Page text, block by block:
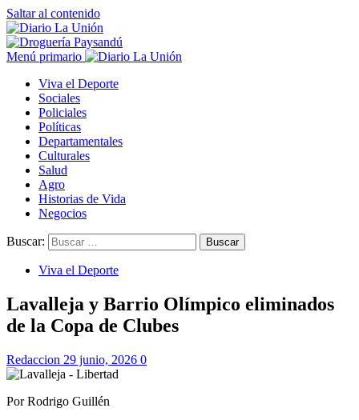
Saltar al contenido
Menú primario
Viva el Deporte
Sociales
Policiales
Políticas
Departamentales
Culturales
Salud
Agro
Historias de Vida
Negocios
Buscar:
Viva el Deporte
Lavalleja y Barrio Olímpico eliminados
de la Copa de Clubes
Redaccion 29 junio, 2026 0
Por Rodrigo Guillén